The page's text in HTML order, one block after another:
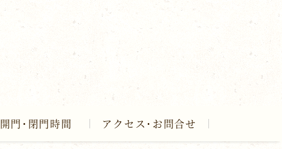
開門･閉門時間 アクセス･お問合せ